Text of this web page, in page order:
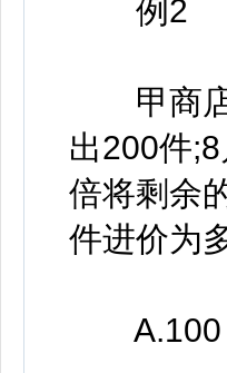
例2
甲商店
出200件
倍将剩余
件进价为
A.100